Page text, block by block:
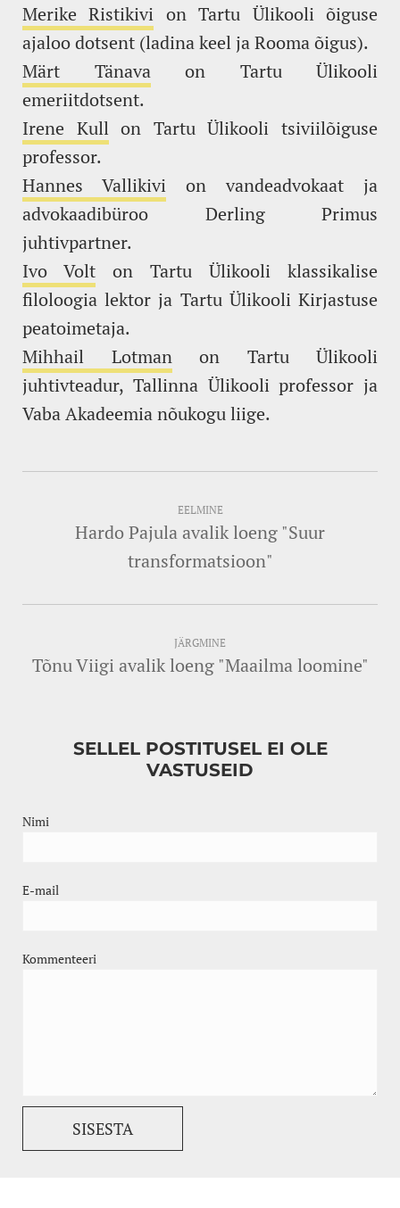
Merike Ristikivi on Tartu Ülikooli õiguse
ajaloo dotsent (ladina keel ja Rooma õigus).
Märt Tänavaon Tartu Ülikooli
emeriitdotsent.
Irene Kullon Tartu Ülikooli tsiviilõiguse
professor.
Hannes Vallikivi on vandeadvokaat ja
advokaadibüroo Derling Primus
juhtivpartner.
Ivo Volt on Tartu Ülikooli klassikalise
filoloogia lektor ja Tartu Ülikooli Kirjastuse
peatoimetaja.
Mihhail Lotmanon Tartu Ülikooli
juhtivteadur, Tallinna Ülikooli professor ja
Vaba Akadeemia nõukogu liige.
EELMINE
Hardo Pajula avalik loeng "Suur
transformatsioon"
JÄRGMINE
Tõnu Viigi avalik loeng "Maailma loomine"
SELLEL POSTITUSEL EI OLE
VASTUSEID
Nimi
E-mail
Kommenteeri